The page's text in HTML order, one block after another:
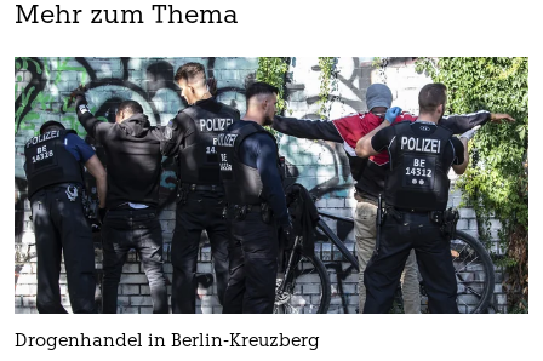
Mehr zum Thema
Drogenhandel in Berlin-Kreuzberg